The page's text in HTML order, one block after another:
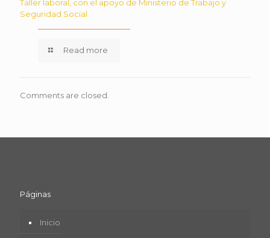
Taller laboral, con el apoyo de Ministerio de Trabajo y
Seguridad Social
Read more
Comments are closed.
Páginas
Inicio